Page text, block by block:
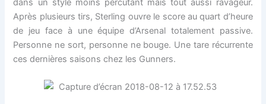
dans un style moins percutant mais tout aussi ravageur.
Après plusieurs tirs, Sterling ouvre le score au quart d’heure
de jeu face à une équipe d’Arsenal totalement passive.
Personne ne sort, personne ne bouge. Une tare récurrente
ces dernières saisons chez les Gunners.